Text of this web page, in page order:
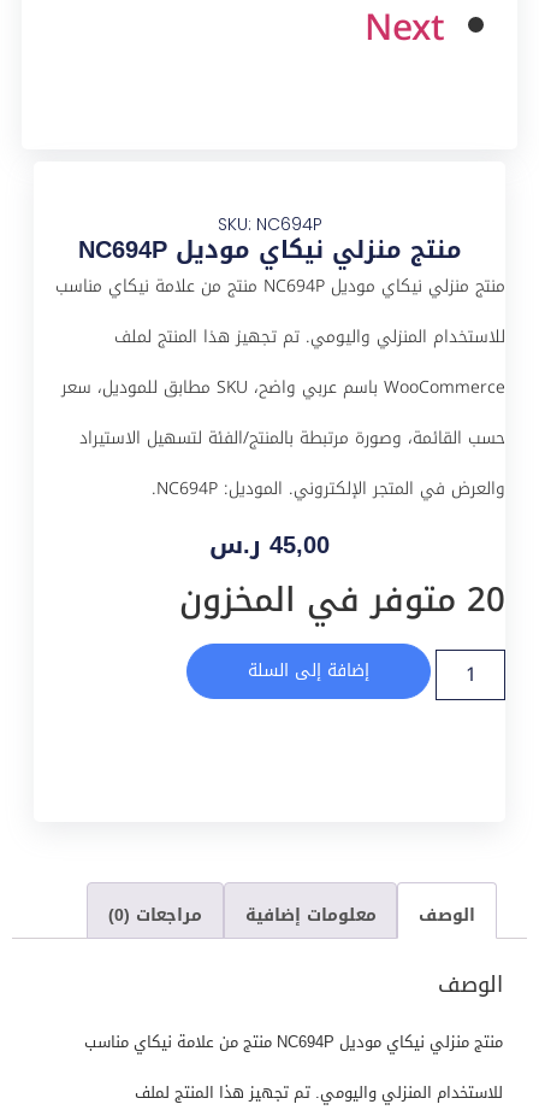
Next
SKU: NC694P
منتج منزلي نيكاي موديل NC694P
منتج منزلي نيكاي موديل NC694P منتج من علامة نيكاي مناسب
للاستخدام المنزلي واليومي. تم تجهيز هذا المنتج لملف
WooCommerce باسم عربي واضح، SKU مطابق للموديل، سعر
حسب القائمة، وصورة مرتبطة بالمنتج/الفئة لتسهيل الاستيراد
والعرض في المتجر الإلكتروني. الموديل: NC694P.
45,00 ر.س
20 متوفر في المخزون
إضافة إلى السلة
الوصف معلومات إضافية مراجعات (0)
الوصف
منتج منزلي نيكاي موديل NC694P منتج من علامة نيكاي مناسب
للاستخدام المنزلي واليومي. تم تجهيز هذا المنتج لملف